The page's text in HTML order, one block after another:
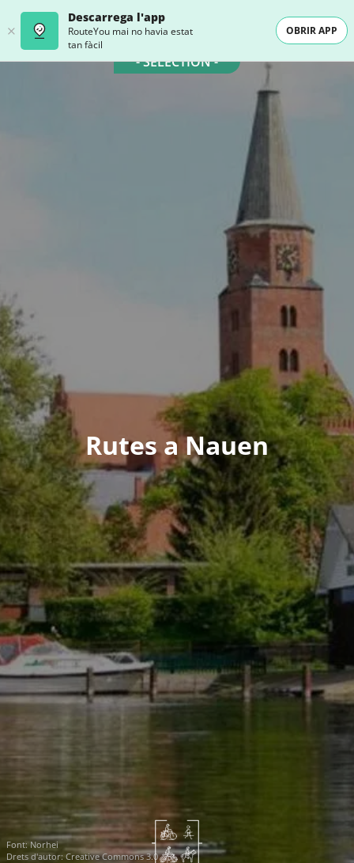
Descarrega l'app
RouteYou mai no havia estat
tan fàcil
OBRIR APP
- SELECTION -
Rutes a Nauen
Font:Norhei
Drets d'autor: Creative Commons 3.0